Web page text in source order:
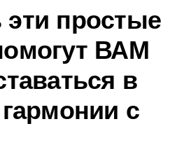
простые
ВАМ
в
с